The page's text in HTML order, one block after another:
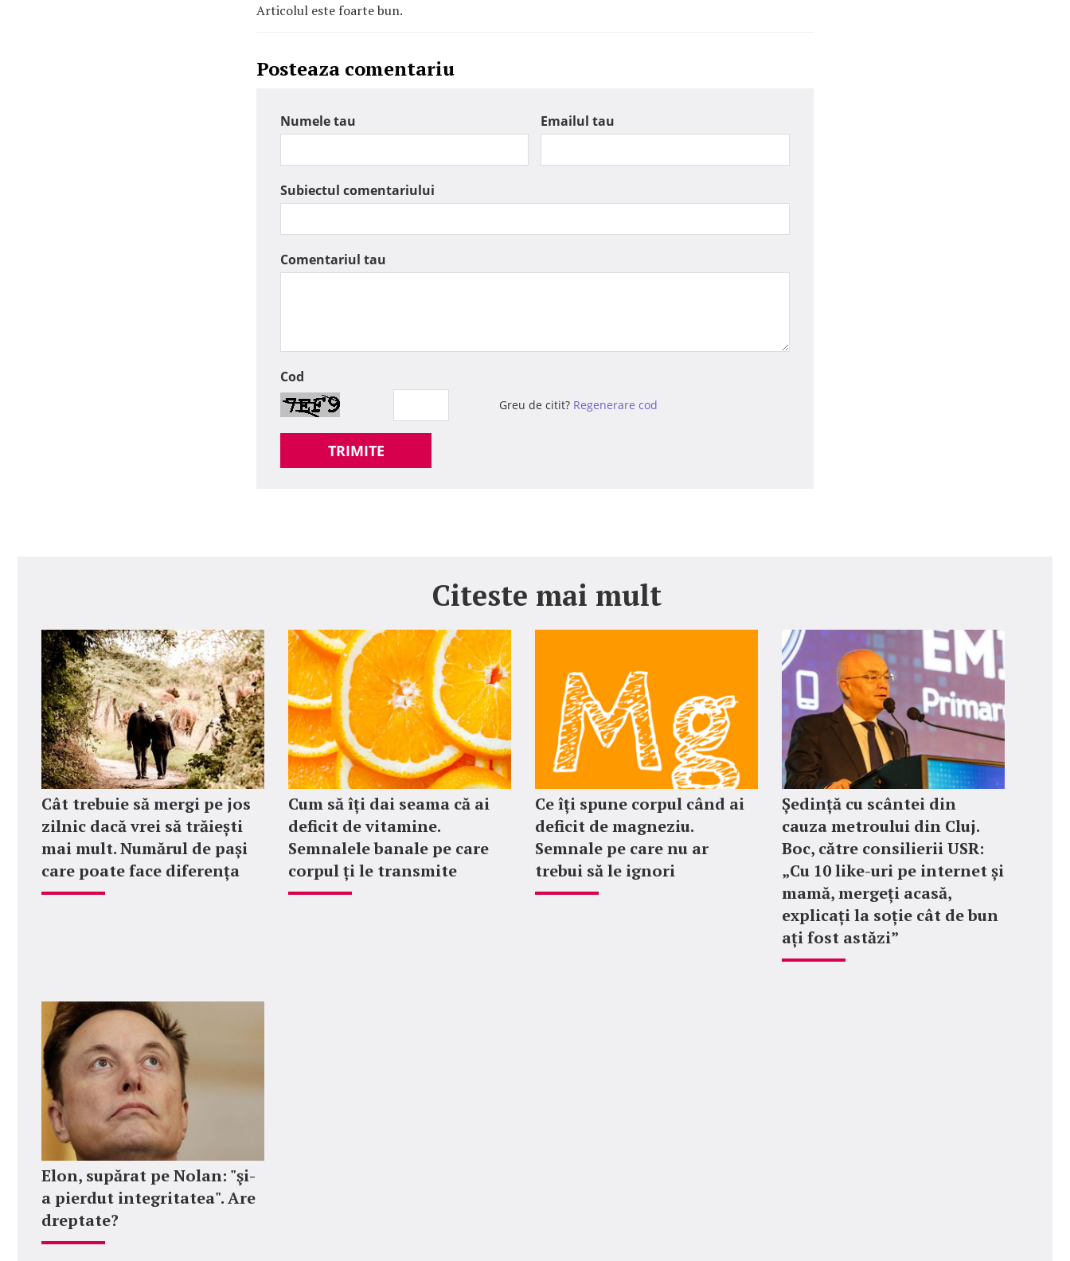
Articolul este foarte bun.
Posteaza comentariu
Numele tau Emailul tau
Subiectul comentariului
Comentariul tau
Cod
Greu de citit? Regenerare cod
TRIMITE
Citeste mai mult
Cât trebuie să mergi pe jos
zilnic dacă vrei să trăiești
mai mult. Numărul de pași
care poate face diferența
Cum să îți dai seama că ai
deficit de vitamine.
Semnalele banale pe care
corpul ți le transmite
Ce îți spune corpul când ai
deficit de magneziu.
Semnale pe care nu ar
trebui să le ignori
Ședință cu scântei din
cauza metroului din Cluj.
Boc, către consilierii USR:
„Cu 10 like-uri pe internet și
mamă, mergeți acasă,
explicați la soție cât de bun
ați fost astăzi”
Elon, supărat pe Nolan: "şi-
a pierdut integritatea". Are
dreptate?